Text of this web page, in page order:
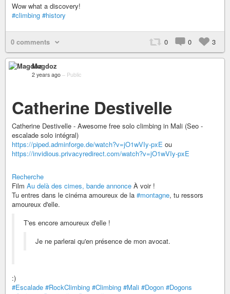
Wow what a discovery!
#climbing #history
0 comments 0 0 3
Magdoz
2 years ago – Public
Catherine Destivelle
Catherine Destivelle - Awesome free solo climbing in Mali (Seo -
escalade solo intégral)
https://piped.adminforge.de/watch?v=jO1wVIy-pxE ou
https://invidious.privacyredirect.com/watch?v=jO1wVIy-pxE
Recherche
Film Au delà des cimes, bande annonce À voir !
Tu entres dans le cinéma amoureux de la #montagne, tu ressors
amoureux d'elle.
T'es encore amoureux d'elle !
Je ne parlerai qu'en présence de mon avocat.
:)
#Escalade #RockClimbing #Climbing #Mali #Dogon #Dogons